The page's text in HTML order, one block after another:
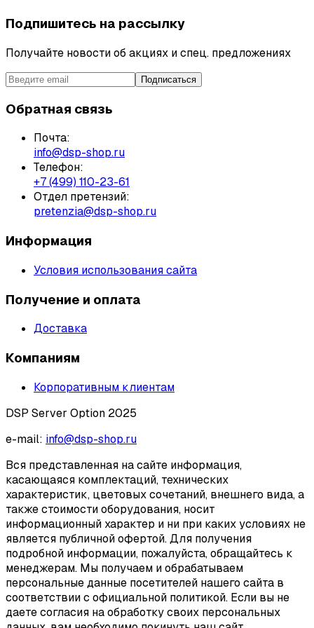
Подпишитесь на рассылку
Получайте новости об акциях и спец. предложениях
Подписаться
Обратная связь
Почта:
info@dsp-shop.ru
Телефон:
+7 (499) 110-23-61
Отдел претензий:
pretenzia@dsp-shop.ru
Информация
Условия использования сайта
Получение и оплата
Доставка
Компаниям
Корпоративным клиентам
DSP Server Option 2025
e-mail: info@dsp-shop.ru
Вся представленная на сайте информация,
касающаяся комплектаций, технических
характеристик, цветовых сочетаний, внешнего вида, а
также стоимости оборудования, носит
информационный характер и ни при каких условиях не
является публичной офертой. Для получения
подробной информации, пожалуйста, обращайтесь к
менеджерам. Мы получаем и обрабатываем
персональные данные посетителей нашего сайта в
соответствии с официальной политикой. Если вы не
даете согласия на обработку своих персональных